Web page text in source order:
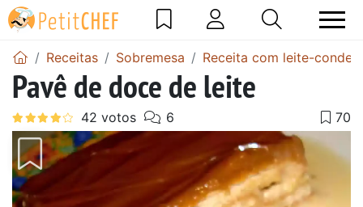
Receitas Sobremesa Receita com leite-
Pavê de doce de leite